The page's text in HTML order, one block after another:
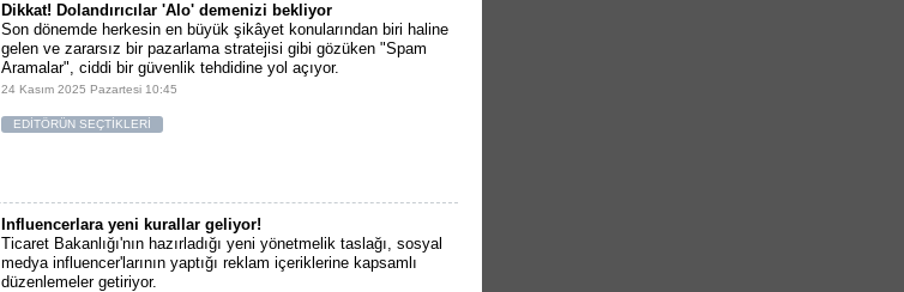
Dikkat! Dolandırıcılar 'Alo' demenizi bekliyor
Son dönemde herkesin en büyük şikâyet konularından biri haline
gelen ve zararsız bir pazarlama stratejisi gibi gözüken "Spam
Aramalar", ciddi bir güvenlik tehdidine yol açıyor.
24 Kasım 2025 Pazartesi 10:45
EDİTÖRÜN SEÇTİKLERİ
Influencerlara yeni kurallar geliyor!
Ticaret Bakanlığı'nın hazırladığı yeni yönetmelik taslağı, sosyal
medya influencer'larının yaptığı reklam içeriklerine kapsamlı
düzenlemeler getiriyor.